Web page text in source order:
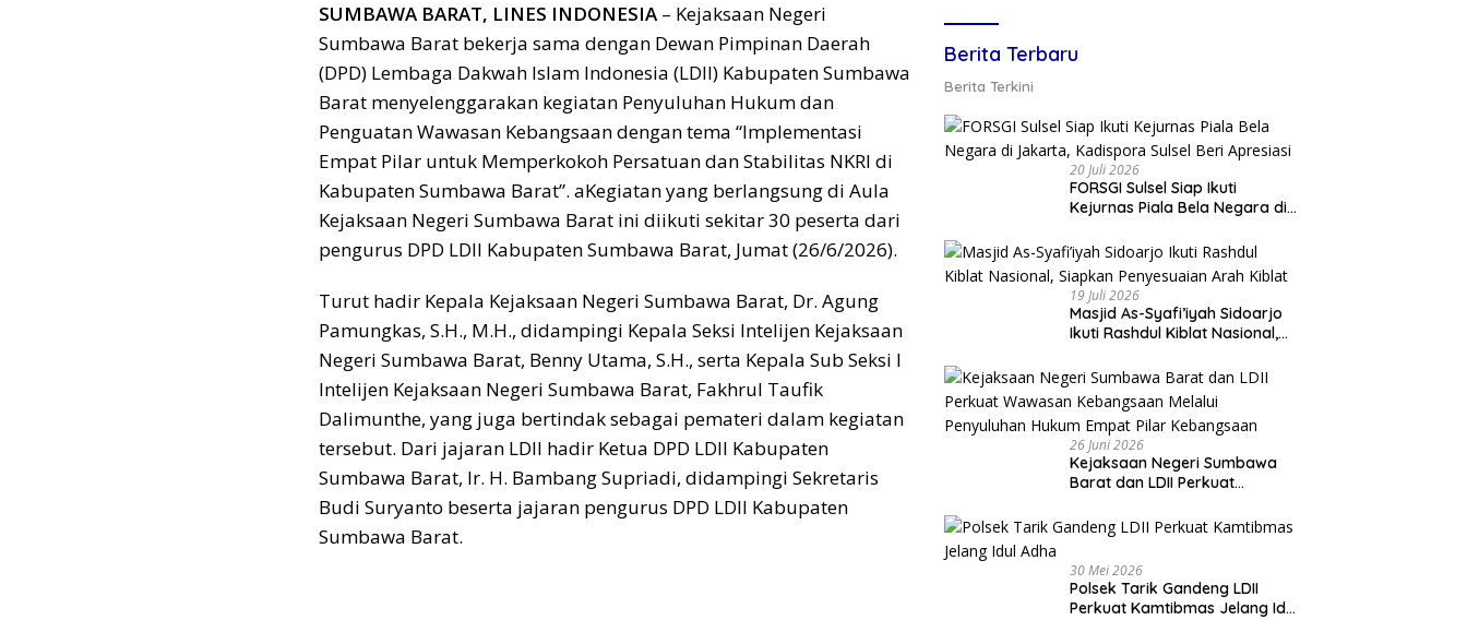
SUMBAWA BARAT, LINES INDONESIA – Kejaksaan Negeri
Sumbawa Barat bekerja sama dengan Dewan Pimpinan Daerah
(DPD) Lembaga Dakwah Islam Indonesia (LDII) Kabupaten Sumbawa
Barat menyelenggarakan kegiatan Penyuluhan Hukum dan
Penguatan Wawasan Kebangsaan dengan tema “Implementasi
Empat Pilar untuk Memperkokoh Persatuan dan Stabilitas NKRI di
Kabupaten Sumbawa Barat”. aKegiatan yang berlangsung di Aula
Kejaksaan Negeri Sumbawa Barat ini diikuti sekitar 30 peserta dari
pengurus DPD LDII Kabupaten Sumbawa Barat, Jumat (26/6/2026).
Turut hadir Kepala Kejaksaan Negeri Sumbawa Barat, Dr. Agung
Pamungkas, S.H., M.H., didampingi Kepala Seksi Intelijen Kejaksaan
Negeri Sumbawa Barat, Benny Utama, S.H., serta Kepala Sub Seksi I
Intelijen Kejaksaan Negeri Sumbawa Barat, Fakhrul Taufik
Dalimunthe, yang juga bertindak sebagai pemateri dalam kegiatan
tersebut. Dari jajaran LDII hadir Ketua DPD LDII Kabupaten
Sumbawa Barat, Ir. H. Bambang Supriadi, didampingi Sekretaris
Budi Suryanto beserta jajaran pengurus DPD LDII Kabupaten
Sumbawa Barat.
Berita Terbaru
Berita Terkini
20 Juli 2026
FORSGI Sulsel Siap Ikuti
Kejurnas Piala Bela Negara di
Apresiasi
19 Juli 2026
Masjid As-Syafi’iyah Sidoarjo
Ikuti Rashdul Kiblat Nasional,
Kiblat
26 Juni 2026
Kejaksaan Negeri Sumbawa
Barat dan LDII Perkuat
Penyuluhan Hukum Empat Pilar
Kebangsaan
30 Mei 2026
Polsek Tarik Gandeng LDII
Perkuat Kamtibmas Jelang Idul